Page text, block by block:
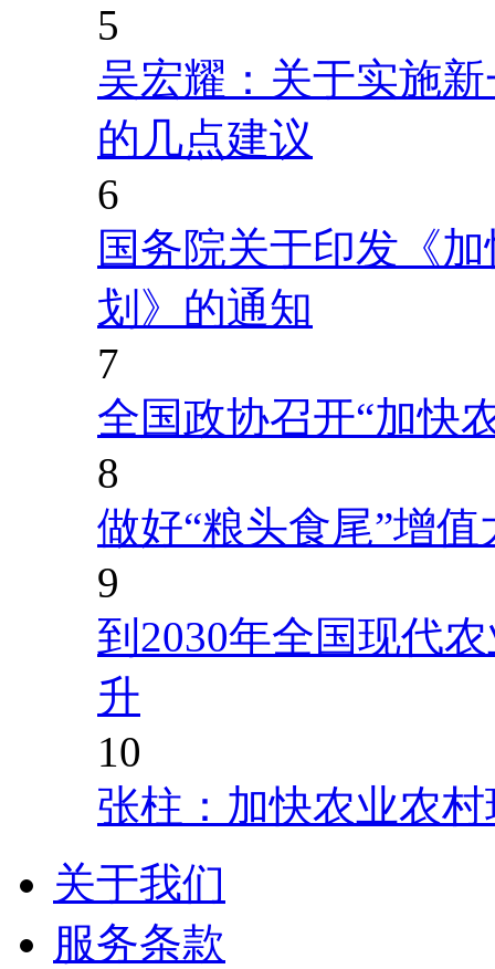
5
吴宏耀：关于实施
的几点建议
6
国务院关于印发《
划》的通知
7
全国政协召开“加快
8
做好“粮头食尾”增值
9
到2030年全国现代
升
10
张柱：加快农业农
关于我们
服务条款